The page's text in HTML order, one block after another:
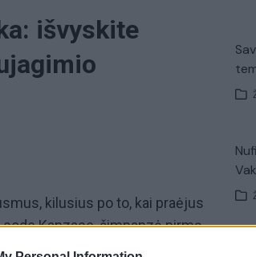
išvyskite
kilusius po to, kai praėjus
Kanzase, šimpanzė pirmą